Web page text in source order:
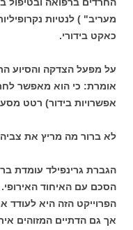
מעריב" ) לנטיות
כאקט בידורי.
על מפעל הצדקה והסיוע
אומרת: כי הוא מאפשר
אפשרויות בידור) רטט
לא ברור מה מריץ את צביה
הגברת גרינפילד עומדת
הסכם עם האיחוד
הפרוייקט הזה היא לעודד
אך גם הדתיים המזוהים